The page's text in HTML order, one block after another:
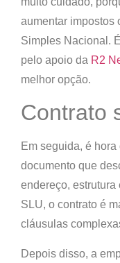
aumentar impostos
Simples Nacional.
pelo apoio da R2
melhor opção.
Contrato
Em seguida, é
documento que
endereço, estrutura
SLU, o contrato é
cláusulas
Depois disso, a